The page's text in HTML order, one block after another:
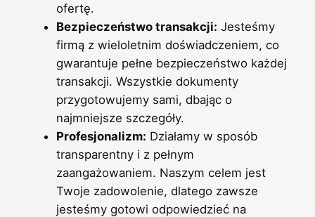
ofertę.
Bezpieczeństwo transakcji: Jesteśmy
firmą z wieloletnim doświadczeniem, co
gwarantuje pełne bezpieczeństwo każdej
transakcji. Wszystkie dokumenty
przygotowujemy sami, dbając o
najmniejsze szczegóły.
Profesjonalizm: Działamy w sposób
transparentny i z pełnym
zaangażowaniem. Naszym celem jest
Twoje zadowolenie, dlatego zawsze
jesteśmy gotowi odpowiedzieć na